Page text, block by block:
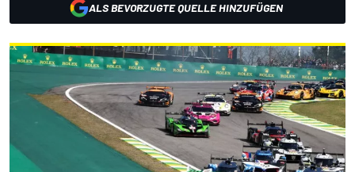
ALS BEVORZUGTE QUELLE HINZUFÜGEN